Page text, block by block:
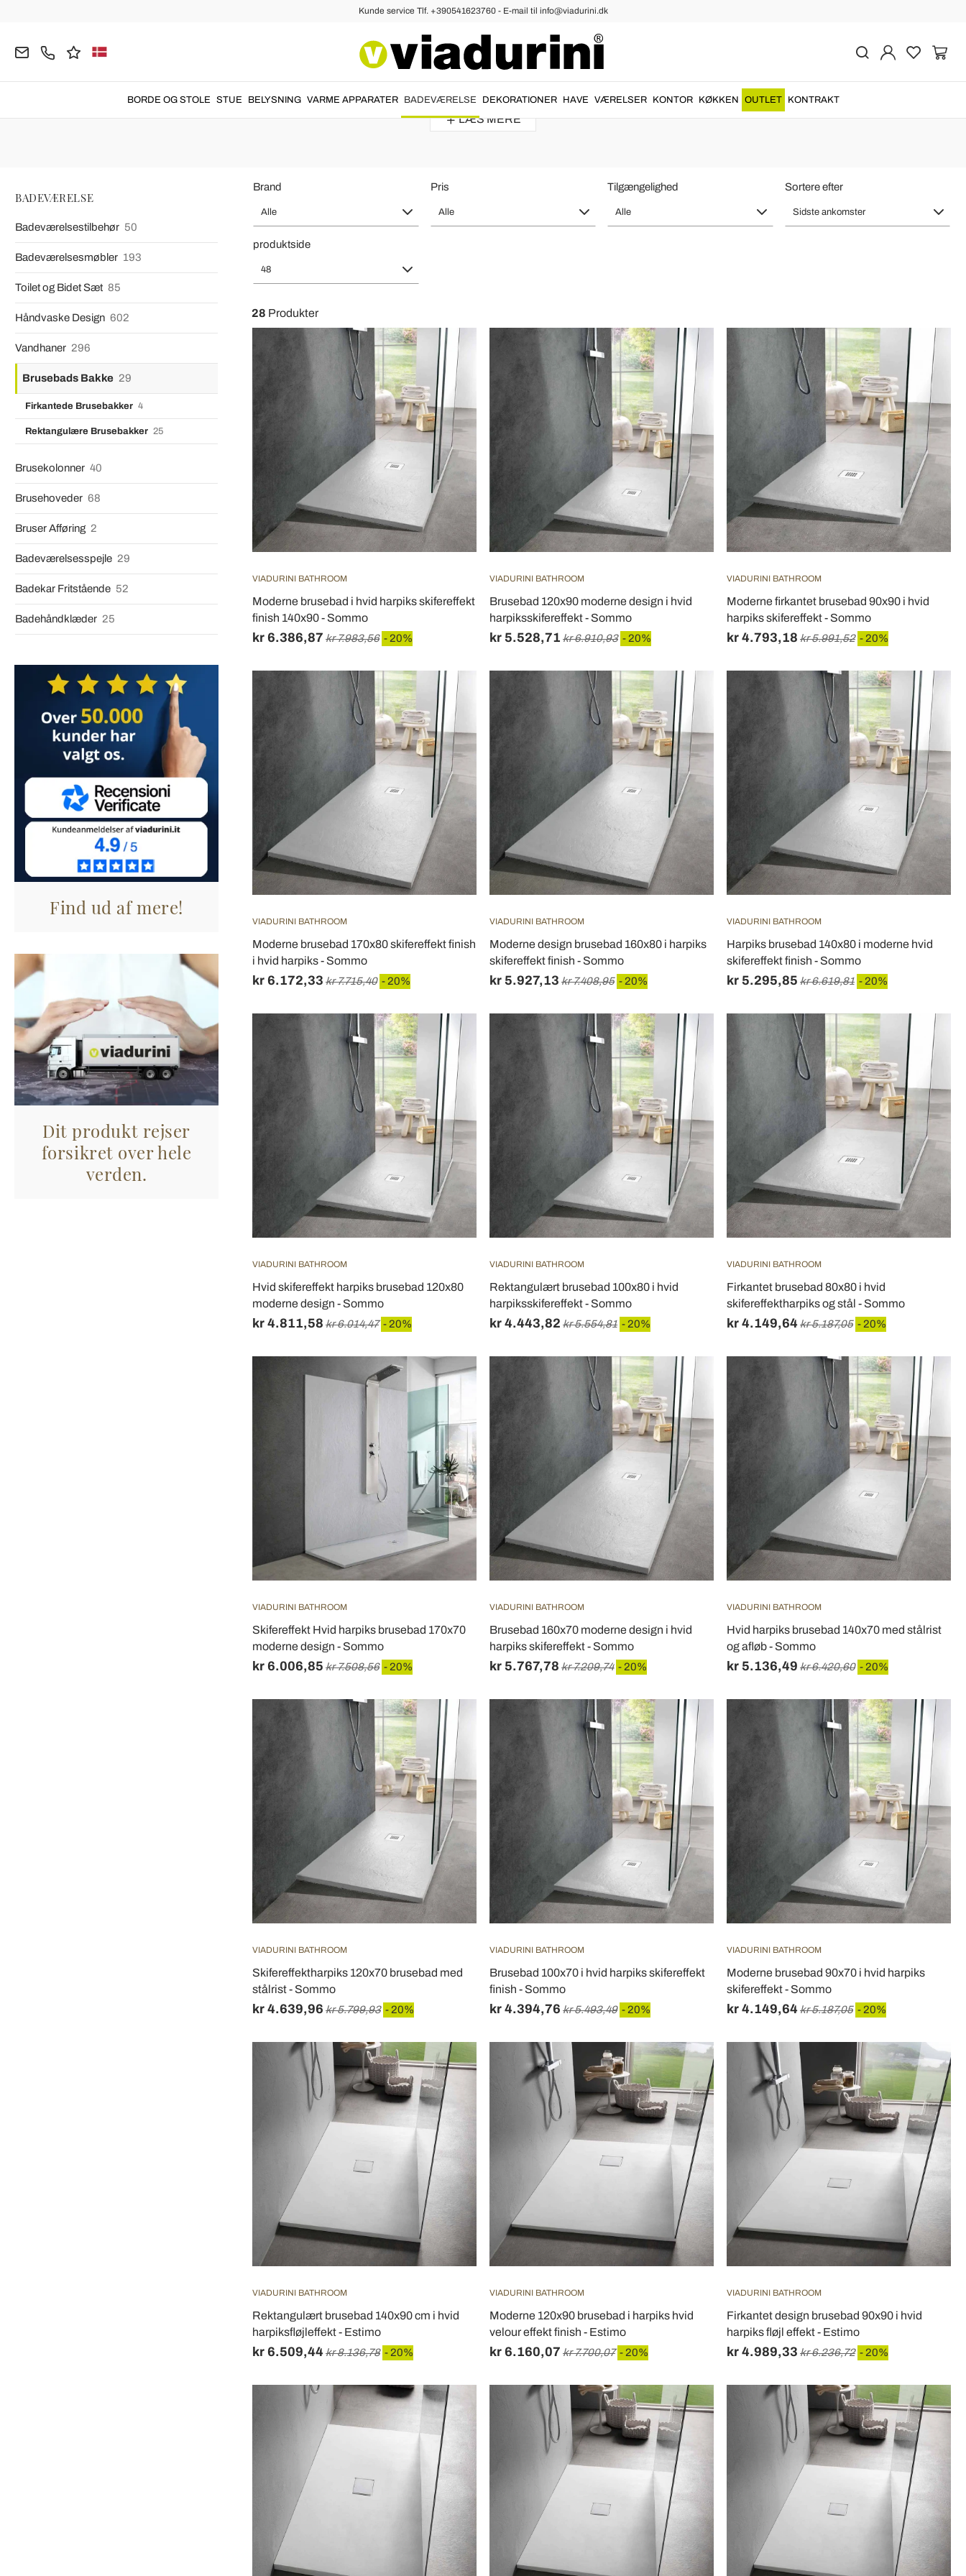
Kunde service Tlf. +390541623760 - E-mail til info@viadurini.dk
BORDE OG STOLE STUE BELYSNING VARME APPARATER BADEVÆRELSE DEKORATIONER HAVE VÆRELSER KONTOR KØKKEN OUTLET KONTRAKT
Brusebads Bakke i Harpiks, Keramik og Glas - Rektangulær og Firkantet
LÆS MERE
BADEVÆRELSE
Badeværelsestilbehør 50
Badeværelsesmøbler 193
Toilet og Bidet Sæt 85
Håndvaske Design 602
Vandhaner 296
Brusebads Bakke 29
Firkantede Brusebakker 4
Rektangulære Brusebakker 25
Brusekolonner 40
Brusehoveder 68
Bruser Afføring 2
Badeværelsesspejle 29
Badekar Fritstående 52
Badehåndklæder 25
Find ud af mere!
Dit produkt rejser
forsikret over hele
verden.
Brand
Alle
Pris
Alle
Tilgængelighed
Alle
Sortere efter
Sidste ankomster
produktside
48
28 Produkter
VIADURINI BATHROOM
Moderne brusebad i hvid harpiks skifereffekt
finish 140x90 - Sommo
kr 6.386,87 kr 7.983,56 - 20%
VIADURINI BATHROOM
Brusebad 120x90 moderne design i hvid
harpiksskifereffekt - Sommo
kr 5.528,71 kr 6.910,93 - 20%
VIADURINI BATHROOM
Moderne firkantet brusebad 90x90 i hvid
harpiks skifereffekt - Sommo
kr 4.793,18 kr 5.991,52 - 20%
VIADURINI BATHROOM
Moderne brusebad 170x80 skifereffekt finish
i hvid harpiks - Sommo
kr 6.172,33 kr 7.715,40 - 20%
VIADURINI BATHROOM
Moderne design brusebad 160x80 i harpiks
skifereffekt finish - Sommo
kr 5.927,13 kr 7.408,95 - 20%
VIADURINI BATHROOM
Harpiks brusebad 140x80 i moderne hvid
skifereffekt finish - Sommo
kr 5.295,85 kr 6.619,81 - 20%
VIADURINI BATHROOM
Hvid skifereffekt harpiks brusebad 120x80
moderne design - Sommo
kr 4.811,58 kr 6.014,47 - 20%
VIADURINI BATHROOM
Rektangulært brusebad 100x80 i hvid
harpiksskifereffekt - Sommo
kr 4.443,82 kr 5.554,81 - 20%
VIADURINI BATHROOM
Firkantet brusebad 80x80 i hvid
skifereffektharpiks og stål - Sommo
kr 4.149,64kr 5.187,05 - 20%
VIADURINI BATHROOM
Skifereffekt Hvid harpiks brusebad 170x70
moderne design - Sommo
kr 6.006,85 kr 7.508,56 - 20%
VIADURINI BATHROOM
Brusebad 160x70 moderne design i hvid
harpiks skifereffekt - Sommo
kr 5.767,78 kr 7.209,74 - 20%
VIADURINI BATHROOM
Hvid harpiks brusebad 140x70 med stålrist
og afløb - Sommo
kr 5.136,49 kr 6.420,60 - 20%
VIADURINI BATHROOM
Skifereffektharpiks 120x70 brusebad med
stålrist - Sommo
kr 4.639,96 kr 5.799,93 - 20%
VIADURINI BATHROOM
Brusebad 100x70 i hvid harpiks skifereffekt
finish - Sommo
kr 4.394,76 kr 5.493,49 - 20%
VIADURINI BATHROOM
Moderne brusebad 90x70 i hvid harpiks
skifereffekt - Sommo
kr 4.149,64kr 5.187,05 - 20%
VIADURINI BATHROOM
Rektangulært brusebad 140x90 cm i hvid
harpiksfløjleffekt - Estimo
kr 6.509,44kr 8.136,78 - 20%
VIADURINI BATHROOM
Moderne 120x90 brusebad i harpiks hvid
velour effekt finish - Estimo
kr 6.160,07 kr 7.700,07 - 20%
VIADURINI BATHROOM
Firkantet design brusebad 90x90 i hvid
harpiks fløjl effekt - Estimo
kr 4.989,33 kr 6.236,72 - 20%